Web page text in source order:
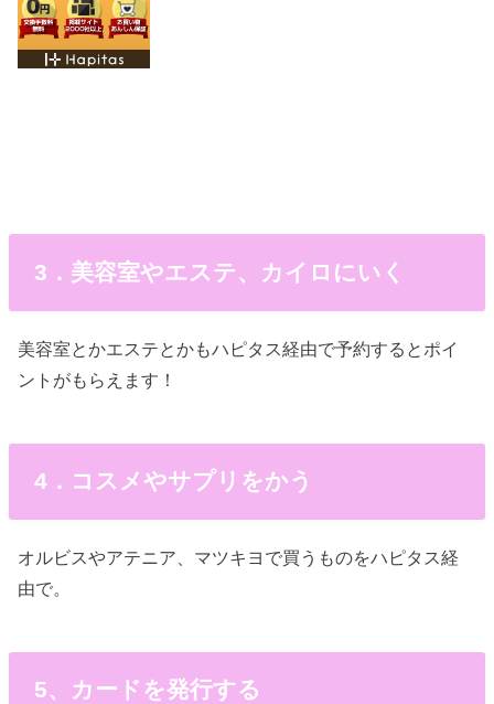
3．美容室やエステ、カイロにいく
美容室とかエステとかもハピタス経由で予約するとポイ
ントがもらえます！
4．コスメやサプリをかう
オルビスやアテニア、マツキヨで買うものをハピタス経
由で。
5、カードを発行する